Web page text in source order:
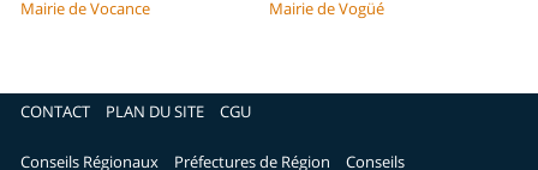
Mairie de Vocance
Mairie de Vogüé
CONTACT PLAN DU SITE CGU
Conseils Régionaux Préfectures de Région Conseils